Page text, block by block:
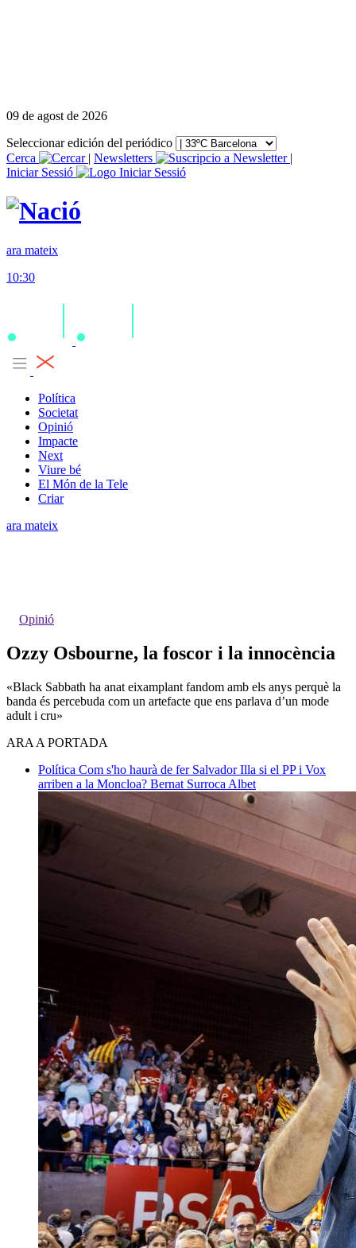
09 de agost de 2026
Seleccionar edición del periódico
Cerca
| Newsletters
|
Iniciar Sessió
ara mateix
10:30
Política
Societat
Opinió
Impacte
Next
Viure bé
El Món de la Tele
Criar
ara mateix
Opinió
Ozzy Osbourne, la foscor i la innocència
«Black Sabbath ha anat eixamplant fandom amb els anys perquè la
banda és percebuda com un artefacte que ens parlava d’un mode
adult i cru»
ARA A PORTADA
Política Com s'ho haurà de fer Salvador Illa si el PP i Vox
arriben a la Moncloa? Bernat Surroca Albet